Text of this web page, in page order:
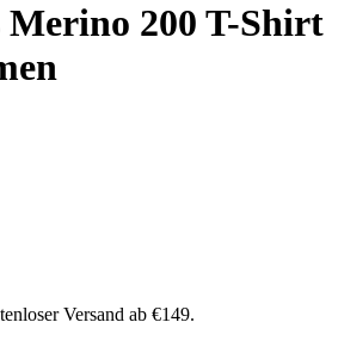
Merino 200 T-Shirt
Versand ab €149.